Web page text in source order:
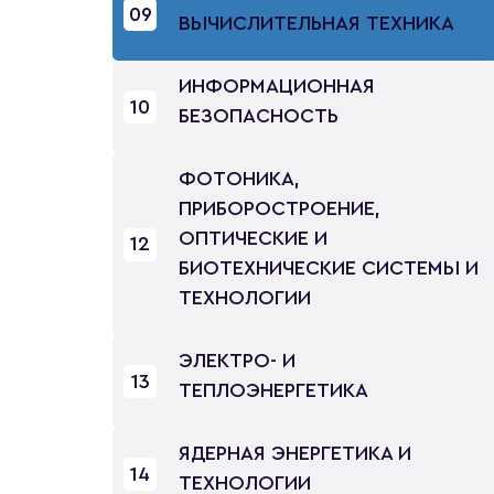
09
ВЫЧИСЛИТЕЛЬНАЯ ТЕХНИКА
10
ИНФОРМАЦИОННАЯ
БЕЗОПАСНОСТЬ
12
ФОТОНИКА,
ПРИБОРОСТРОЕНИЕ,
ОПТИЧЕСКИЕ И
БИОТЕХНИЧЕСКИЕ СИСТЕМЫ И
ТЕХНОЛОГИИ
13
ЭЛЕКТРО- И
ТЕПЛОЭНЕРГЕТИКА
14
ЯДЕРНАЯ ЭНЕРГЕТИКА И
ТЕХНОЛОГИИ